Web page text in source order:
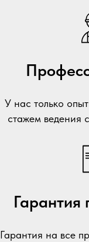
У нас только
стажем ведения
Гарантия
Гарантия на все